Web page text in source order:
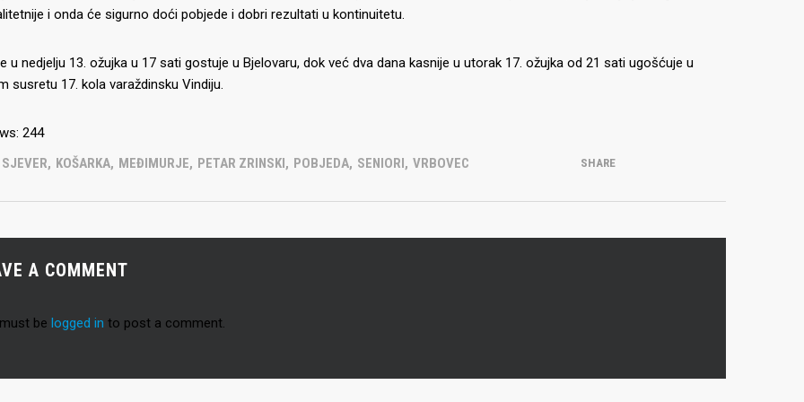
i onda će sigurno doći pobjede i dobri rezultati u kontinuitetu.
u nedjelju 13. ožujka u 17 sati gostuje u Bjelovaru, dok već dva dana kasnije u utorak 17. ožujka od 21 sati ugošćuje u
susretu 17. kola varaždinsku Vindiju.
244
, KOŠARKA, MEĐIMURJE, PETAR ZRINSKI, POBJEDA, SENIORI, VRBOVEC SHARE
A COMMENT
be logged in to post a comment.
Krbulju
trener seniorske
Pretkadeti U15